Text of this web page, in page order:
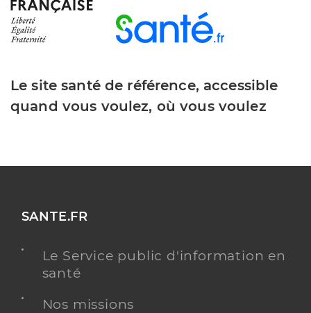
Le site santé de référence, accessible
quand vous voulez, où vous voulez
SANTE.FR
Le Service public d'information en
santé
Nos missions